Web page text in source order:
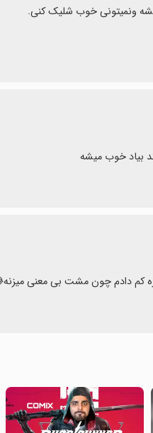
کم دادم چون مشت بی معنی